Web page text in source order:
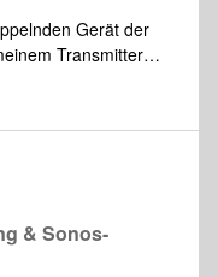
Gerät der
Transmitter
einfach
Modus ist. Geht
nicht
& Sonos-